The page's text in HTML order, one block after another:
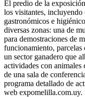
El predio de la
los visitantes,
gastronómicos e
diversas zonas: una de
para demostraciones de
funcionamiento, parcelas
un sector ganadero que
actividades con animales
de una sala de
programa detallado de
web expomelilla.com.uy.